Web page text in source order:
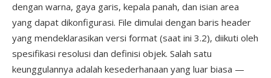
dengan warna, gaya garis, kepala panah, dan isian area
yang dapat dikonfigurasi. File dimulai dengan baris header
yang mendeklarasikan versi format (saat ini 3.2), diikuti oleh
spesifikasi resolusi dan definisi objek. Salah satu
keunggulannya adalah kesederhanaan yang luar biasa —